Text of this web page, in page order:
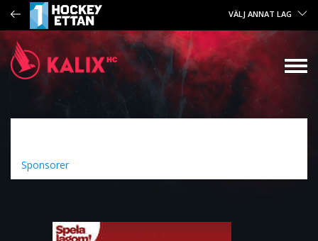
VÄLJ ANNAT LAG
Sponsorer